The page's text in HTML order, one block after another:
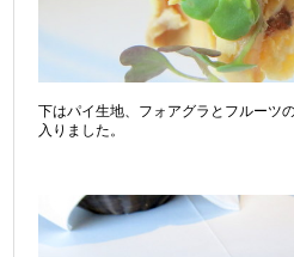
下はパイ生地、フォアグラとフルーツ
入りました。